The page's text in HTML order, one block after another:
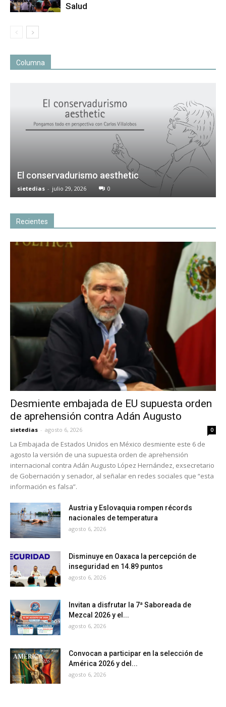
Salud
Columna
El conservadurismo aesthetic
sietedias - julio 29, 2026 0
Recientes
Desmiente embajada de EU supuesta orden
de aprehensión contra Adán Augusto
sietedias - agosto 6, 2026 0
La Embajada de Estados Unidos en México desmiente este 6 de
agosto la versión de una supuesta orden de aprehensión
internacional contra Adán Augusto López Hernández, exsecretario
de Gobernación y senador, al señalar en redes sociales que “esta
información es falsa”.
Austria y Eslovaquia rompen récords
nacionales de temperatura
agosto 6, 2026
Disminuye en Oaxaca la percepción de
inseguridad en 14.89 puntos
agosto 6, 2026
Invitan a disfrutar la 7ª Saboreada de
Mezcal 2026 y el...
agosto 6, 2026
Convocan a participar en la selección de
América 2026 y del...
agosto 6, 2026